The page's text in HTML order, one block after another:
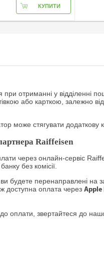
КУПИТИ
отриманні у відділенні
або карткою, залежно
може стягувати додаткову
Raiffeisen
через онлайн-сервіс
без комісії.
будете перенаправлені на
доступна оплата черезApple
оплати, звертайтеся до